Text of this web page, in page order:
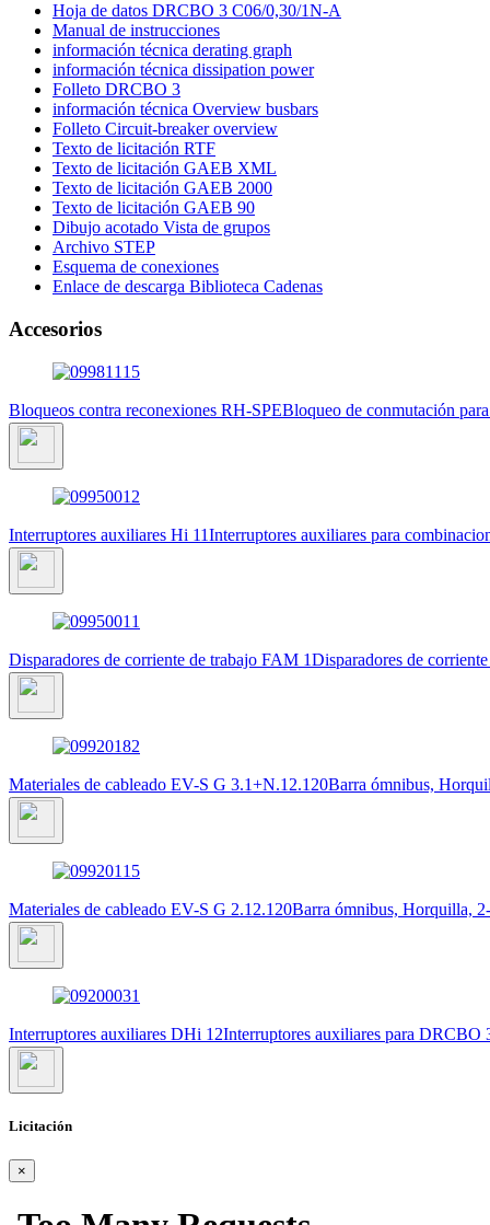
Hoja de datos DRCBO 3 C06/0,30/1N-A
Manual de instrucciones
información técnica derating graph
información técnica dissipation power
Folleto DRCBO 3
información técnica Overview busbars
Folleto Circuit-breaker overview
Texto de licitación RTF
Texto de licitación GAEB XML
Texto de licitación GAEB 2000
Texto de licitación GAEB 90
Dibujo acotado Vista de grupos
Archivo STEP
Esquema de conexiones
Enlace de descarga Biblioteca Cadenas
Accesorios
Bloqueos contra reconexiones RH-SPEBloqueo de conmutación
Interruptores auxiliares Hi 11Interruptores auxiliares para
Disparadores de corriente de trabajo FAM 1Disparadores de
Materiales de cableado EV-S G 3.1+N.12.120Barra ómnibus,
Materiales de cableado EV-S G 2.12.120Barra ómnibus, Horquilla,
Interruptores auxiliares DHi 12Interruptores auxiliares para
Licitación
×